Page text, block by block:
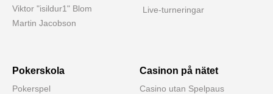
Viktor "isildur1" Blom
Martin Jacobson
Live-turneringar
Pokerskola
Pokerspel
Casinon på nätet
Casino utan Spelpaus